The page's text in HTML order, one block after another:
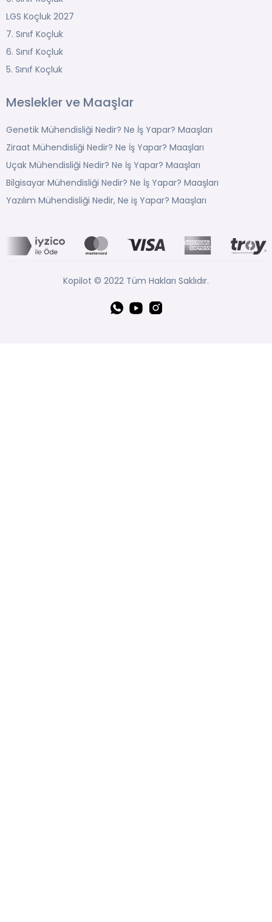
LGS Koçluk 2027
7. Sınıf Koçluk
6. Sınıf Koçluk
5. Sınıf Koçluk
Meslekler ve Maaşlar
Genetik Mühendisliği Nedir? Ne İş Yapar? Maaşları
Ziraat Mühendisliği Nedir? Ne İş Yapar? Maaşları
Uçak Mühendisliği Nedir? Ne İş Yapar? Maaşları
Bilgisayar Mühendisliği Nedir? Ne İş Yapar? Maaşları
Yazılım Mühendisliği Nedir, Ne iş Yapar? Maaşları
Kopilot © 2022 Tüm Hakları Saklıdır.
Whatsapp
YouTubeInstagram